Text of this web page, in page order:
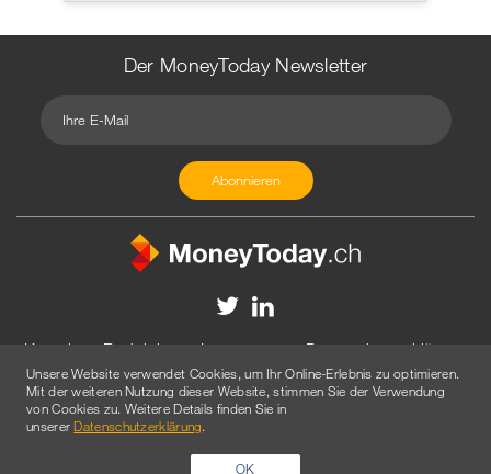
Der MoneyToday Newsletter
Kontakt Redaktion Impressum
Datenschutzerklärung
Disclaimer
Werbung
© 2026 Created byAGENTUR AM WASSER
Unsere Website verwendet Cookies, um Ihr Online-Erlebnis zu optimieren.
Mit der weiteren Nutzung dieser Website, stimmen Sie der Verwendung
von Cookies zu. Weitere Details finden Sie in
unsererDatenschutzerklärung.
OK